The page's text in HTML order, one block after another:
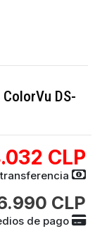
DS-
CLP
CLP
de pago